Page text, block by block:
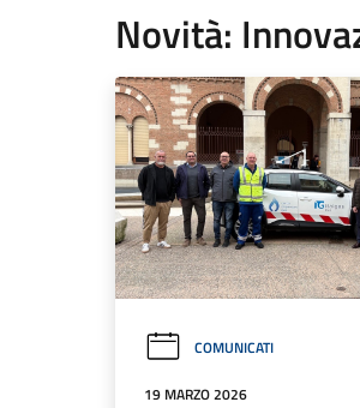
Novità:
COMUNICATI
19 MARZO 2026